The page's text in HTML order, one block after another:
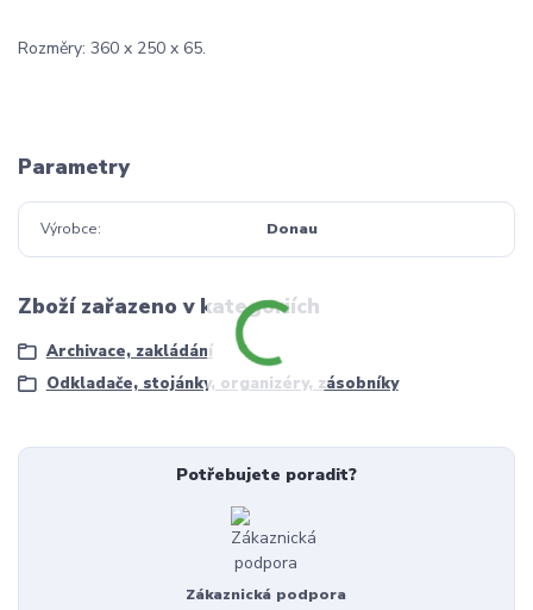
Rozměry: 360 x 250 x 65.
Parametry
Výrobce Donau
Zboží zařazeno v kategoriích
Archivace, zakládání
Odkladače, stojánky, organizéry, zásobníky
Potřebujete poradit?
Zákaznická podpora